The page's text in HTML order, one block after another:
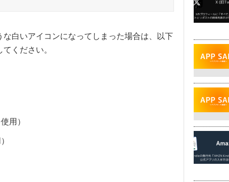
白いアイコンになってしまった場合は、以下
ください。
用）